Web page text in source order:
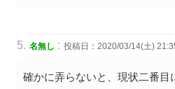
名無し : 投稿日：2020/03/14(土)
確かに弄らないと、現状二番目